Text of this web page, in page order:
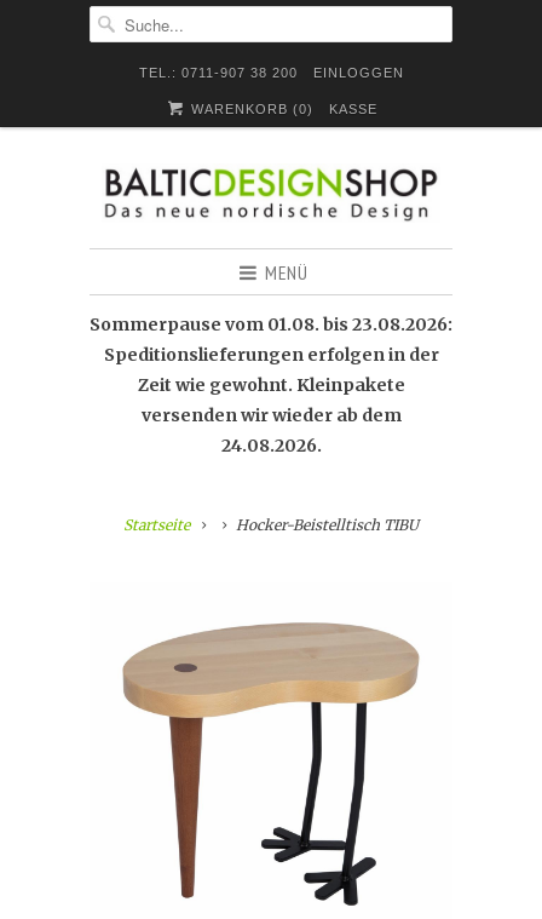
TEL.: 0711-907 38 200 EINLOGGEN
WARENKORB (0) KASSE
MENÜ
Sommerpause vom 01.08. bis 23.08.2026:
Speditionslieferungen erfolgen in der
Zeit wie gewohnt. Kleinpakete
versenden wir wieder ab dem
24.08.2026.
Startseite Hocker-Beistelltisch TIBU